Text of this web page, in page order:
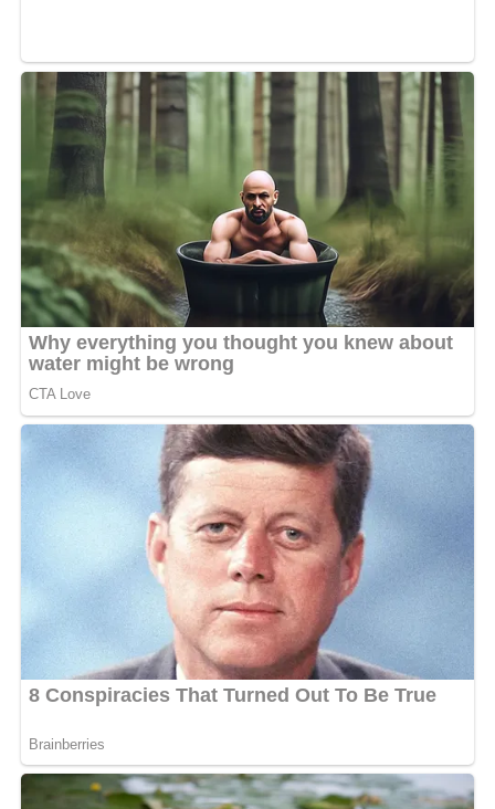
Depuis son séjour aux Émirats Arabes Unis, le boss de la
Ntcham se régale. Entre restaurants, hôtels, centre de
divertissement, etc, la star gabonaise ne manque
occasion de s’amuser. Il ne manque pas de partager
quelques photos prises sur place via ses canaux digitaux.
Une chose est sûre, il n’est pas encore prêt de revenir au
Gabon.
Ses photos, empreintes de style et de décontraction,
cumulent des milliers de likes et commentaires
admiratifs, prouvant que même en vacances, il reste au
sommet de la hype. Dubaï semble être le cadre parfait
pour son aura d’oiseau rare, libre et flamboyant.
MOTS-CLÉS : L'OISEAU RARE UNE